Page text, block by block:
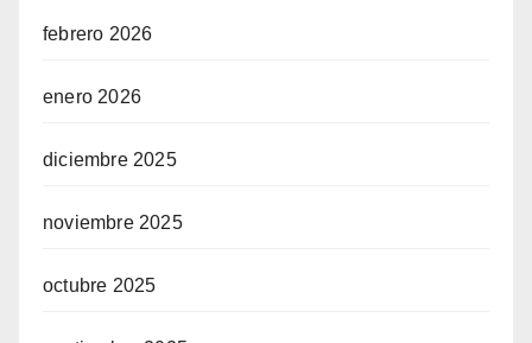
febrero 2026
enero 2026
diciembre 2025
noviembre 2025
octubre 2025